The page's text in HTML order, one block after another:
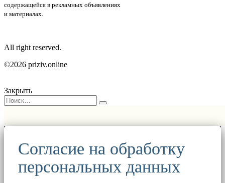
содержащейся в рекламных объявлениях
и материалах.
All right reserved.
©2026 priziv.online
Закрыть
Согласие на обработку
персональных данных